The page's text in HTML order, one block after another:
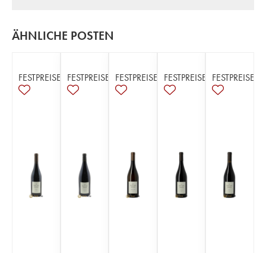
ÄHNLICHE POSTEN
FESTPREISE FESTPREISE FESTPREISE FESTPREISE FESTPREISE